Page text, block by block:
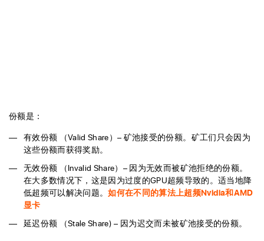
份额是：
有效份额 （Valid Share）– 矿池接受的份额。矿工们只会因为
这些份额而获得奖励。
无效份额 （Invalid Share）– 因为无效而被矿池拒绝的份额。
在大多数情况下，这是因为过度的GPU超频导致的。适当地降
低超频可以解决问题。如何在不同的算法上超频Nvidia和AMD
显卡
延迟份额 （Stale Share) – 因为迟交而未被矿池接受的份额。